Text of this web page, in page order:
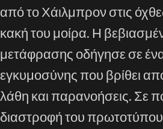
από το Χάιλμπρον στις
κακή του μοίρα. Η
μετάφρασης οδήγησε σε
εγκυμοσύνης που βρίθει
λάθη και παρανοήσεις. Σε
διαστροφή του πρωτοτύπου